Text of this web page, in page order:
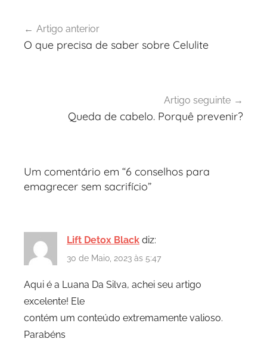
de
Artigo anterior
O que precisa de saber sobre Celulite
Artigo seguinte
Queda de cabelo. Porquê prevenir?
Um comentário em “6 conselhos para
emagrecer sem sacrifício”
Lift Detox Black diz:
30 de Maio, 2023 às 5:47
Aqui é a Luana Da Silva, achei seu artigo
excelente! Ele
contém um conteúdo extremamente valioso.
Parabéns